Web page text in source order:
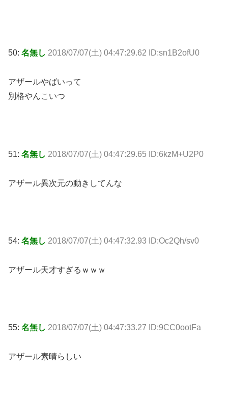
50: 名無し 2018/07/07(土) 04:47:29.62 ID:sn1B2ofU0
アザールやばいって
別格やんこいつ
51: 名無し 2018/07/07(土) 04:47:29.65 ID:6kzM+U2P0
アザール異次元の動きしてんな
54: 名無し 2018/07/07(土) 04:47:32.93 ID:Oc2Qh/sv0
アザール天才すぎるｗｗｗ
55: 名無し 2018/07/07(土) 04:47:33.27 ID:9CC0ootFa
アザール素晴らしい